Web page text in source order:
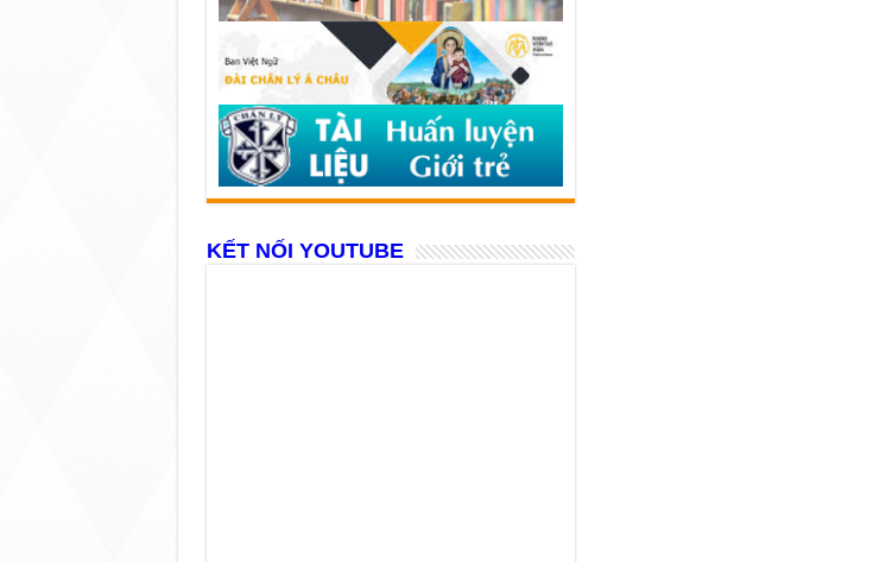
KẾT NỐI YOUTUBE